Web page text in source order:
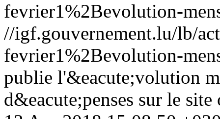
fevrier1%2Bevolution-
//igf.gouvernement.lu/lb/
fevrier1%2Bevolution-
publie l'&eacute;volution
d&eacute;penses sur le